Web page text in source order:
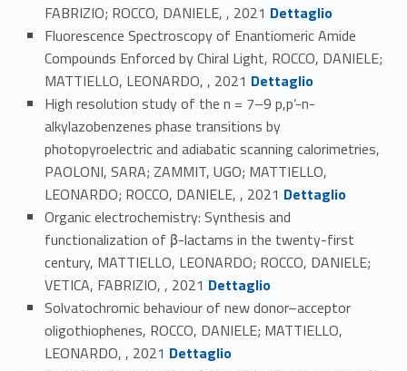
FABRIZIO; ROCCO, DANIELE, , 2021 Dettaglio
Fluorescence Spectroscopy of Enantiomeric Amide
Compounds Enforced by Chiral Light, ROCCO, DANIELE;
MATTIELLO, LEONARDO, , 2021Link identifier #identifier_person_97355-24Dettaglio
High resolution study of the n = 7–9 p,p’-n-
alkylazobenzenes phase transitions by
photopyroelectric and adiabatic scanning calorimetries,
PAOLONI, SARA; ZAMMIT, UGO; MATTIELLO,
LEONARDO; ROCCO, DANIELE, , 2021 Link identifier #identifier_person_79913-25
Dettaglio
Organic electrochemistry: Synthesis and
functionalization of β-lactams in the twenty-first
century, MATTIELLO, LEONARDO; ROCCO, DANIELE;
VETICA, FABRIZIO, , 2021 Link identifier #identifier_person_174496-26
Dettaglio
Solvatochromic behaviour of new donor–acceptor
oligothiophenes, ROCCO, DANIELE; MATTIELLO,
LEONARDO, , 2021 Link identifier #identifier_person_163263-27
Dettaglio